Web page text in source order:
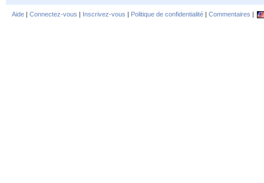
Aide | Connectez-vous | Inscrivez-vous | Politique de confidentialité | Commentaires |